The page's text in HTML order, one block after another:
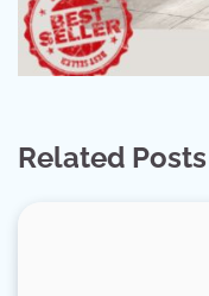
Related Posts